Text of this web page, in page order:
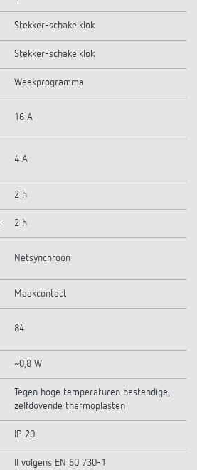
Stekker-schakelklok
Stekker-schakelklok
Weekprogramma
16 A
4 A
2 h
2 h
Netsynchroon
Maakcontact
84
~0,8 W
Tegen hoge temperaturen bestendige,
zelfdovende thermoplasten
IP 20
II volgens EN 60 730-1